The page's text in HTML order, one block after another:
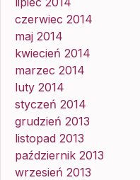
czerwiec 2014
maj 2014
kwiecień 2014
marzec 2014
luty 2014
styczeń 2014
grudzień 2013
listopad 2013
październik 2013
wrzesień 2013